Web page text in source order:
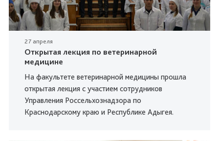
27 апреля
Открытая лекция по ветеринарной
медицине
На факультете ветеринарной медицины прошла
открытая лекция с участием сотрудников
Управления Россельхознадзора по
Краснодарскому краю и Республике Адыгея.